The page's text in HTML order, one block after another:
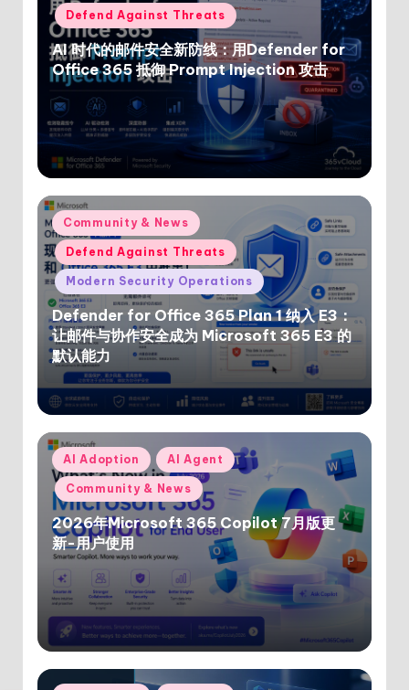
Defend Against Threats
AI 时代的邮件安全新防线：用Defender for
Office 365 抵御 Prompt Injection 攻击
Posted
in
Community & News
Defend Against Threats
Modern Security Operations
Defender for Office 365 Plan 1 纳入 E3：
让邮件与协作安全成为 Microsoft 365 E3 的
默认能力
Posted
in
AI Adoption AI Agent
Community & News
2026年Microsoft 365 Copilot 7月版更
新-用户使用